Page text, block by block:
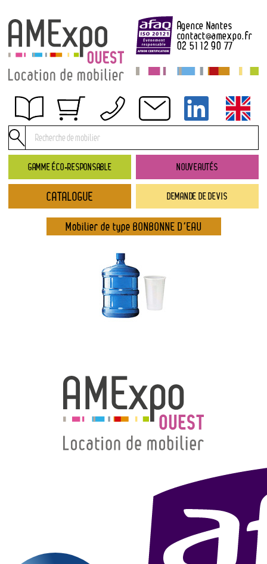
GAMME ÉCO-RESPONSABLE NOUVEAUTÉS
DEMANDE DE DEVIS
Agence Nantes
contact@amexpo.fr
02 51 12 90 77
Obtenir un devis
Conditions générales de location
Conditions de règlement
Contact
Catalogue
→ Nouveautés
→ Gamme éco-responsable
→ Types de mobilier
→ Noms / Références
CATALOGUE
Mobilier de type BONBONNE D’EAU